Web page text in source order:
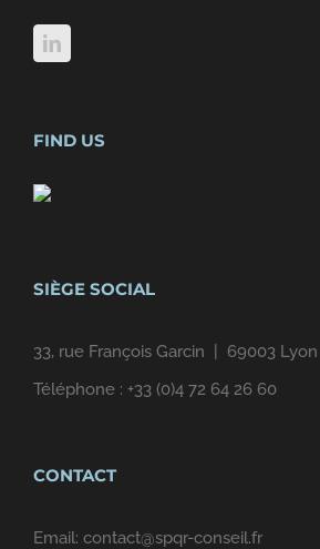
FIND US
SIÈGE SOCIAL
33, rue François Garcin | 69003 Lyon
Téléphone : +33 (0)4 72 64 26 60
CONTACT
Email: contact@spqr-conseil.fr